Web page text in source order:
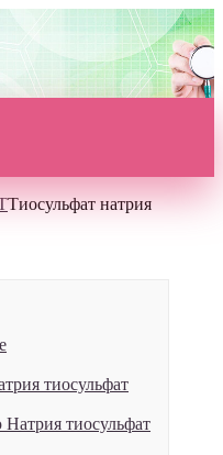
Тиосульфат натрия
тиосульфат
тиосульфат